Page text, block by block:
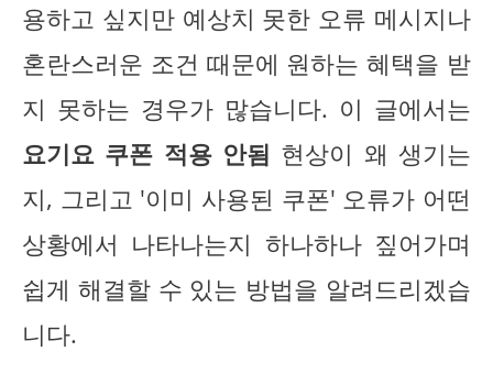
용하고 싶지만 예상치 못한 오류 메시지나
혼란스러운 조건 때문에 원하는 혜택을 받
지 못하는 경우가 많습니다. 이 글에서는
요기요 쿠폰 적용 안됨 현상이 왜 생기는
지, 그리고 '이미 사용된 쿠폰' 오류가 어떤
상황에서 나타나는지 하나하나 짚어가며
쉽게 해결할 수 있는 방법을 알려드리겠습
니다.